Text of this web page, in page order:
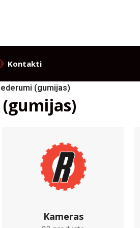
Kontakti
(gumijas)
Kameras